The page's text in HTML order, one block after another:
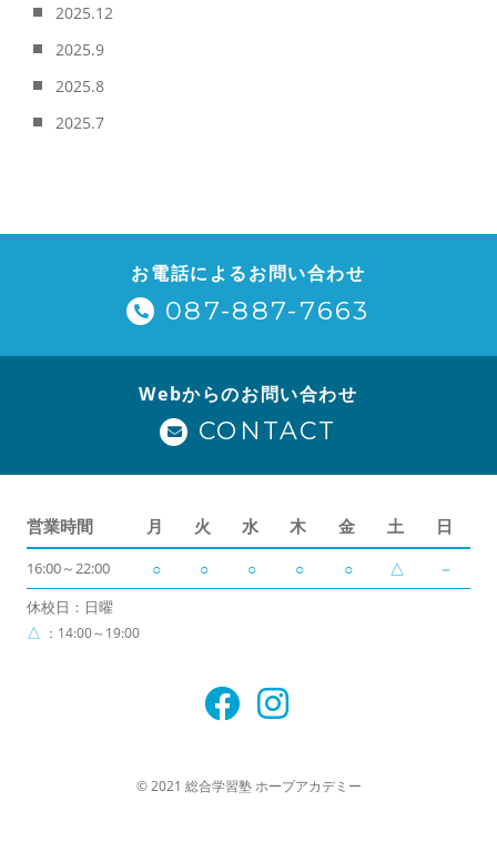
2025.12
2025.9
2025.8
2025.7
お電話によるお問い合わせ
087-887-7663
Webからのお問い合わせ
CONTACT
営業時間 月 火 水 木 金 土 日
16:00～22:00 ○ ○ ○ ○ ○ △ －
休校日：日曜
△ ：14:00～19:00
© 2021 総合学習塾 ホープアカデミー